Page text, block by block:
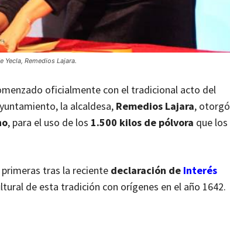
Remedios Lajara.
oficialmente con el tradicional acto del
la alcaldesa, Remedios Lajara, otorgó
, para el uso de los 1.500 kilos de pólvora que los
tras la reciente declaración de Interés
de esta tradición con orígenes en el año 1642.